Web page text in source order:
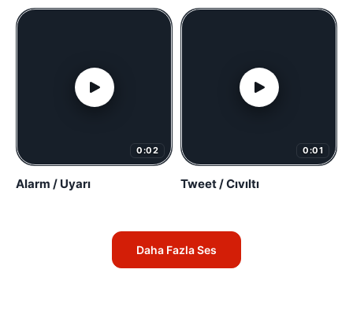
0:02
Alarm / Uyarı
0:01
Tweet / Cıvıltı
Daha Fazla Ses